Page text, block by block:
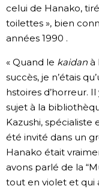
celui de Hanako,
toilettes », bien
années 1990 .
« Quand le kaidanà
succès, je n’étais
hstoires d’horreur.
sujet à la
Kazushi, spécialiste
été invité dans un
Hanako était
avons parlé de la
tout en violet et qui